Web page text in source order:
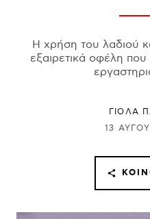
Η χρήση του λαδιού
εξαιρετικά οφέλη
ΓΙΌΛΑ
13